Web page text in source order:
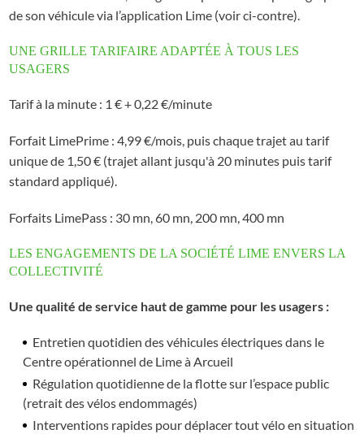
de son véhicule via l’application Lime (voir ci-contre).
UNE GRILLE TARIFAIRE ADAPTÉE À TOUS LES
USAGERS
Tarif à la minute : 1 € + 0,22 €/minute
Forfait LimePrime : 4,99 €/mois, puis chaque trajet au tarif
unique de 1,50 € (trajet allant jusqu'à 20 minutes puis tarif
standard appliqué).
Forfaits LimePass : 30 mn, 60 mn, 200 mn, 400 mn
LES ENGAGEMENTS DE LA SOCIÉTÉ LIME ENVERS LA
COLLECTIVITÉ
Une qualité de service haut de gamme pour les usagers :
Entretien quotidien des véhicules électriques dans le
Centre opérationnel de Lime à Arcueil
Régulation quotidienne de la flotte sur l’espace public
(retrait des vélos endommagés)
Interventions rapides pour déplacer tout vélo en situation